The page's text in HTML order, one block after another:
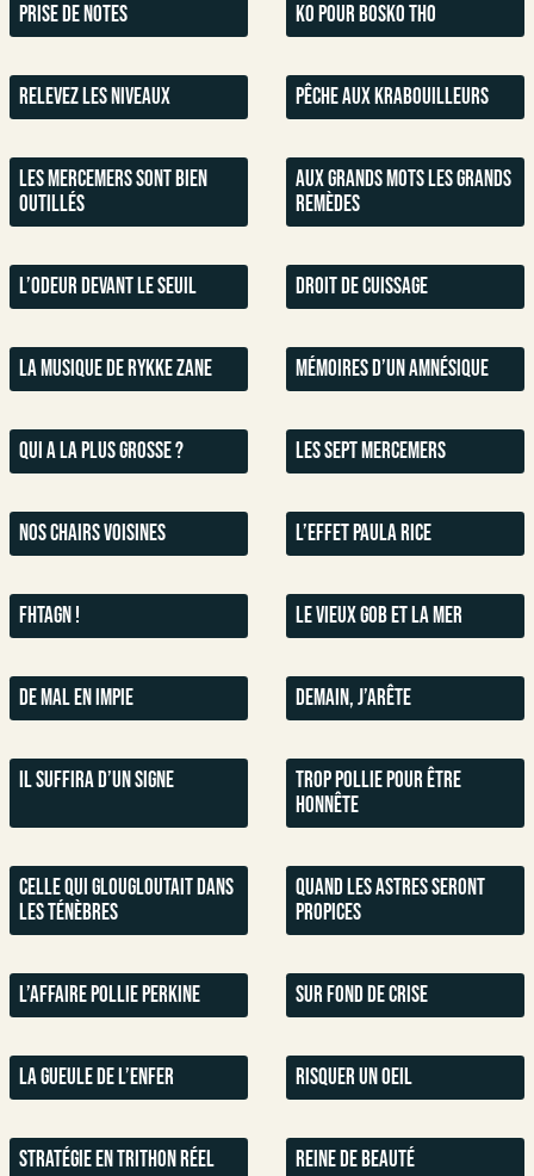
Prise de notes KO pour Bosko Tho
Relevez les niveaux Pêche aux krabouilleurs
Les Mercemers sont bien
outillés
Aux grands mots les grands
remèdes​
L’odeur devant le seuil Droit de cuissage​
La musique de Rykke Zane​ Mémoires d’un amnésique​
Qui a la plus grosse ? Les sept Mercemers
Nos chairs voisines L’effet Paula Rice​
Fhtagn !​ Le vieux gob et la mer
De mal en impie​ Demain, j’arête​
Il suffira d’un signe​
Trop Pollie pour être
honnête
Celle qui glougloutait dans
les ténèbres
Quand les astres seront
propices​
L’affaire Pollie Perkine Sur fond de crise​
La gueule de l’enfer​ Risquer un oeil​
Stratégie en Trithon Réel​ Reine de beauté